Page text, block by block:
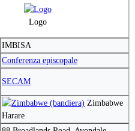
Logo
IMBISA
Conferenza episcopale
SECAM
Zimbabwe
Harare